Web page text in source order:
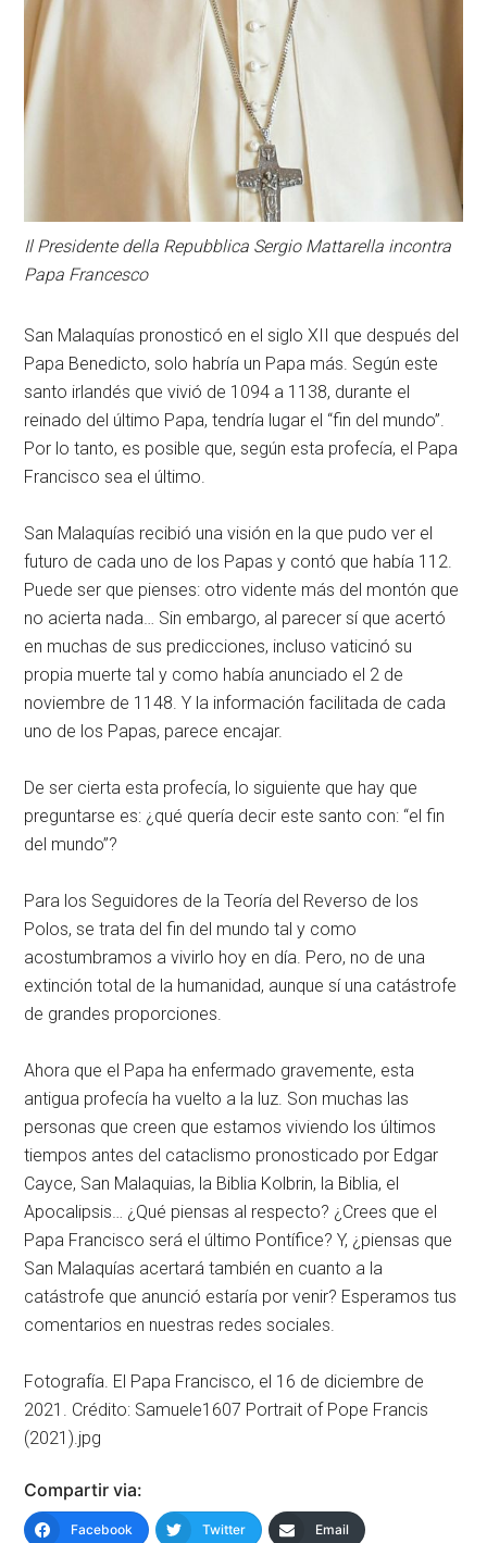
Il Presidente della Repubblica Sergio Mattarella incontra
Papa Francesco
San Malaquías pronosticó en el siglo XII que después del
Papa Benedicto, solo habría un Papa más. Según este
santo irlandés que vivió de 1094 a 1138, durante el
reinado del último Papa, tendría lugar el “fin del mundo”.
Por lo tanto, es posible que, según esta profecía, el Papa
Francisco sea el último.
San Malaquías recibió una visión en la que pudo ver el
futuro de cada uno de los Papas y contó que había 112.
Puede ser que pienses: otro vidente más del montón que
no acierta nada… Sin embargo, al parecer sí que acertó
en muchas de sus predicciones, incluso vaticinó su
propia muerte tal y como había anunciado el 2 de
noviembre de 1148. Y la información facilitada de cada
uno de los Papas, parece encajar.
De ser cierta esta profecía, lo siguiente que hay que
preguntarse es: ¿qué quería decir este santo con: “el fin
del mundo”?
Para los Seguidores de la Teoría del Reverso de los
Polos, se trata del fin del mundo tal y como
acostumbramos a vivirlo hoy en día. Pero, no de una
extinción total de la humanidad, aunque sí una catástrofe
de grandes proporciones.
Ahora que el Papa ha enfermado gravemente, esta
antigua profecía ha vuelto a la luz. Son muchas las
personas que creen que estamos viviendo los últimos
tiempos antes del cataclismo pronosticado por Edgar
Cayce, San Malaquias, la Biblia Kolbrin, la Biblia, el
Apocalipsis… ¿Qué piensas al respecto? ¿Crees que el
Papa Francisco será el último Pontífice? Y, ¿piensas que
San Malaquías acertará también en cuanto a la
catástrofe que anunció estaría por venir? Esperamos tus
comentarios en nuestras redes sociales.
Fotografía. El Papa Francisco, el 16 de diciembre de
2021. Crédito: Samuele1607 Portrait of Pope Francis
(2021).jpg
Compartir via:
Facebook Twitter Email